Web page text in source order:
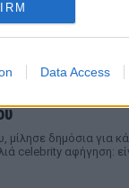
Data Access
μίλησε δημόσια για
celebrity αφήγηση: